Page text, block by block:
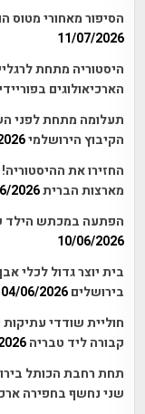
הסיפור מאחורי מטוס
11/07/2026
היסטוריה מתחת
הארכיאולוגים
תעלומה מתחת לפני
הקיבוץ הירושלמי
החזירו את
מארצות הברית2026
הפתעה במכתש הילד
10/06/2026
בית יוצר גדול לכלי
בירושלים 04/06/2026
חוליית שודדי
קבורה ליד טבריה
תחת רחבת הכותל
שני נחשף בחפירה